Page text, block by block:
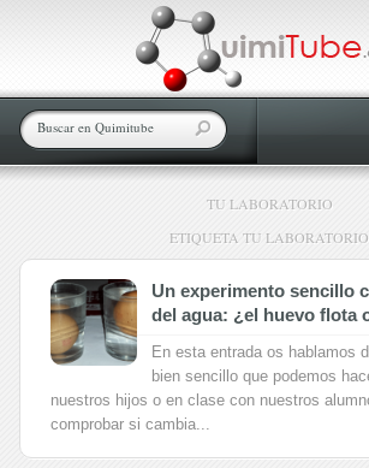
TU LABORATORIO
ETIQUETA TU LABORATORIO
Un experimento sencillo
del agua: ¿el huevo flota
En esta entrada os hablamos
bien sencillo que podemos
nuestros hijos o en clase con nuestros
comprobar si cambia...